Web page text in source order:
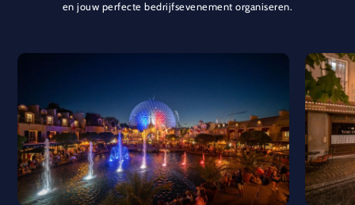
en jouw perfecte bedrijfsevenement organiseren.